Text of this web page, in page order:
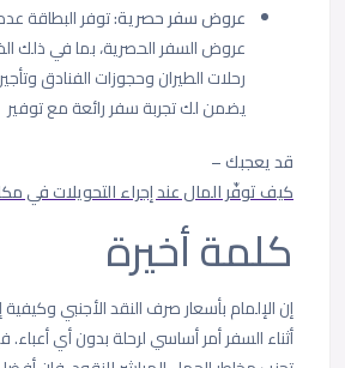
عروض سفر حصرية:توفر البطاقة
عروض السفر الحصرية، بما في ذلك
رحلات الطيران وحجوزات الفنادق
يضمن لك تجربة سفر رائعة مع توفير
قد يعجبك –
كيف توفّر المال عند إجراء التحويلات في
كلمة أخيرة
إن الإلمام بأسعار صرف النقد الأجنبي
أثناء السفر أمر أساسي لرحلة بدون أي